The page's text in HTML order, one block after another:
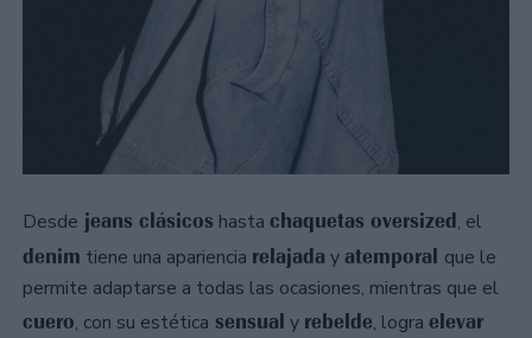
Desde jeans clásicos hasta chaquetas oversized, el
denim tiene una apariencia relajada y atemporal que le
permite adaptarse a todas las ocasiones, mientras que el
cuero, con su estética sensual y rebelde, logra elevar